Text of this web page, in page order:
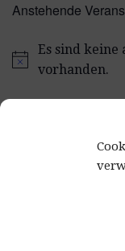
Anstehende
Es sind keine
vorhanden.